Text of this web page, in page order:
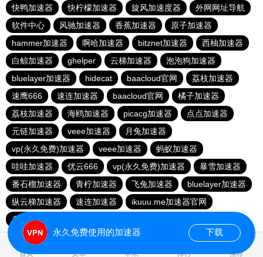
快鸭加速器
快柠檬加速器 旋风加速度器
外网网址导航
软件中心
风驰加速器 香蕉加速器
原子加速器
hammer加速器
啊哈加速器 bitznet加速器
西柚加速器
白鲸加速器
ghelper 云梯加速器
泡泡狗加速器
bluelayer加速器
hidecat baacloud官网
荔枝加速器
速鹰666
速连加速器 baacloud官网
橘子加速器
荔枝加速器
海鸥加速器 picacg加速器
点点加速器
元链加速器
veee加速器
月兔加速器
vp(永久免费)加速器
veee加速器
蚂蚁加速器
哇哇加速器
优云666 vp(永久免费)加速器
暴雪加速器
番石榴加速器
青柠加速器 飞兔加速器
bluelayer加速器
纵云梯加速器
速连加速器
ikuuu.me加速器官网
盘古加速器
首页 安卓 苹果 排行 推荐
永久免费使用的加速器 下载
0.085412s